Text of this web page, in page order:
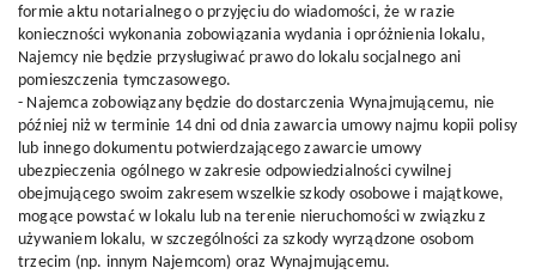
formie aktu notarialnego o przyjęciu do wiadomości, że w razie
konieczności wykonania zobowiązania wydania i opróżnienia lokalu,
Najemcy nie będzie przysługiwać prawo do lokalu socjalnego ani
pomieszczenia tymczasowego.
- Najemca zobowiązany będzie do dostarczenia Wynajmującemu, nie
później niż w terminie 14 dni od dnia zawarcia umowy najmu kopii polisy
lub innego dokumentu potwierdzającego zawarcie umowy
ubezpieczenia ogólnego w zakresie odpowiedzialności cywilnej
obejmującego swoim zakresem wszelkie szkody osobowe i majątkowe,
mogące powstać w lokalu lub na terenie nieruchomości w związku z
używaniem lokalu, w szczególności za szkody wyrządzone osobom
trzecim (np. innym Najemcom) oraz Wynajmującemu.